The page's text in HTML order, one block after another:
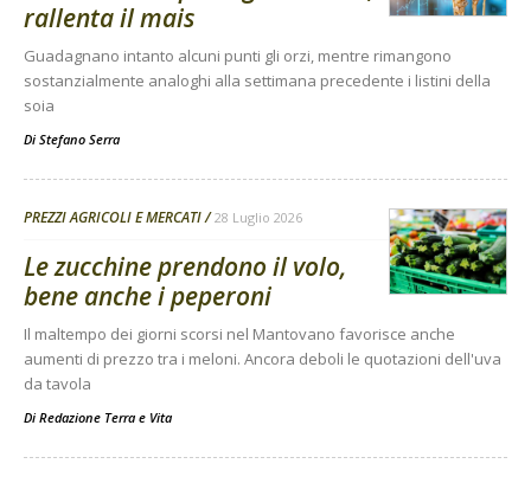
rallenta il mais
Guadagnano intanto alcuni punti gli orzi, mentre rimangono
sostanzialmente analoghi alla settimana precedente i listini della
soia
Di Stefano Serra
PREZZI AGRICOLI E MERCATI 28 Luglio 2026
Le zucchine prendono il volo,
bene anche i peperoni
Il maltempo dei giorni scorsi nel Mantovano favorisce anche
aumenti di prezzo tra i meloni. Ancora deboli le quotazioni dell'uva
da tavola
Di Redazione Terra e Vita